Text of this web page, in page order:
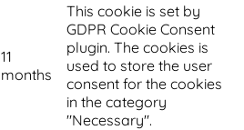
11
months
This cookie is set by
GDPR Cookie Consent
plugin. The cookies is
used to store the user
consent for the cookies
in the category
"Necessary".